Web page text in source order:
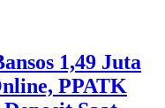
1,49 Juta
PPATK